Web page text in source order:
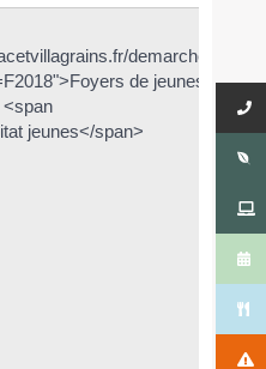
demarches-
de jeunes
jeunes</span>
de
ou